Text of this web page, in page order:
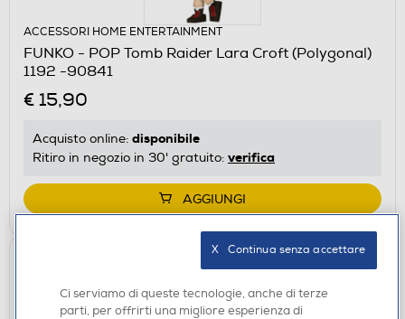
ACCESSORI HOME ENTERTAINMENT
FUNKO - POP Tomb Raider Lara Croft (Polygonal)
1192 -90841
€ 15,90
Acquisto online: disponibile
Ritiro in negozio in 30' gratuito: verifica
AGGIUNGI
Ci serviamo di queste tecnologie, anche di terze
parti, per offrirti una migliore esperienza di
X   Continua senza accettare